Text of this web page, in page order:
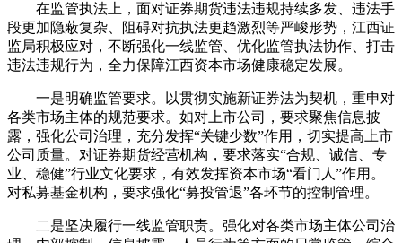
在监管执法上，面对证券期货违法违规持续多发、违法手
段更加隐蔽复杂、阻碍对抗执法更趋激烈等严峻形势，江西证
监局积极应对，不断强化一线监管、优化监管执法协作、打击
违法违规行为，全力保障江西资本市场健康稳定发展。
一是明确监管要求。以贯彻实施新证券法为契机，重申对
各类市场主体的规范要求。如对上市公司，要求聚焦信息披
露，强化公司治理，充分发挥“关键少数”作用，切实提高上市
公司质量。对证券期货经营机构，要求落实“合规、诚信、专
业、稳健”行业文化要求，有效发挥资本市场“看门人”作用。
对私募基金机构，要求强化“募投管退”各环节的控制管理。
二是坚决履行一线监管职责。强化对各类市场主体公司治